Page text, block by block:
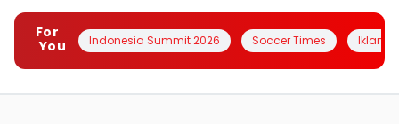
For
You
Indonesia Summit 2026 Soccer Times Iklanin